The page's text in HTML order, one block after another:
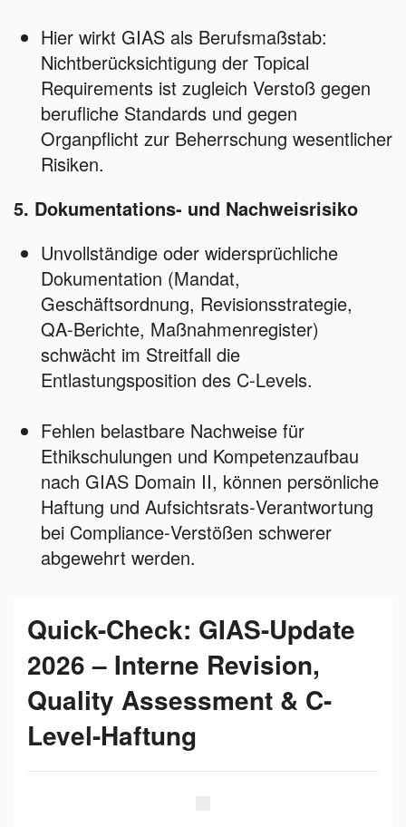
Hier wirkt GIAS als Berufsmaßstab:
Nichtberücksichtigung der Topical
Requirements ist zugleich Verstoß gegen
berufliche Standards und gegen
Organpflicht zur Beherrschung wesentlicher
Risiken.
5. Dokumentations‑ und Nachweisrisiko
Unvollständige oder widersprüchliche
Dokumentation (Mandat,
Geschäftsordnung, Revisionsstrategie,
QA‑Berichte, Maßnahmenregister)
schwächt im Streitfall die
Entlastungsposition des C‑Levels.
Fehlen belastbare Nachweise für
Ethikschulungen und Kompetenzaufbau
nach GIAS Domain II, können persönliche
Haftung und Aufsichtsrats‑Verantwortung
bei Compliance‑Verstößen schwerer
abgewehrt werden.
Quick-Check: GIAS-Update
2026 – Interne Revision,
Quality Assessment & C-
Level-Haftung